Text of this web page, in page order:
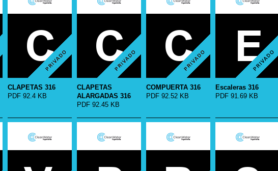
CLAPETAS 316
PDF 92.4 KB
CLAPETAS
ALARGADAS 316
PDF 92.45 KB
COMPUERTA 316
PDF 92.52 KB
Escaleras 316
PDF 91.69 KB